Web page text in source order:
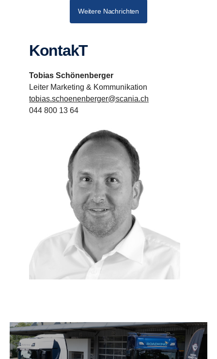
Weitere Nachrichten
KontakT
Tobias Schönenberger
Leiter Marketing & Kommunikation
tobias.schoenenberger@scania.ch
044 800 13 64